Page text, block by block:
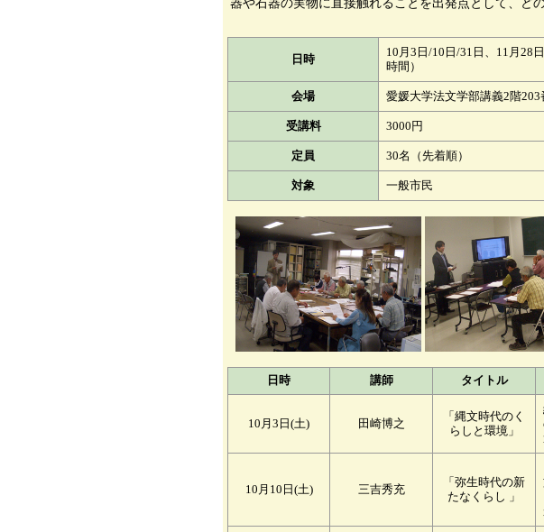
器や石器の実物に直接触れることを出発点として、ど
日時
10月3日/10日/31日、11月28
時間）
会場 愛媛大学法文学部講義2階203
受講料 3000円
定員 30名（先着順）
対象 一般市民
日時 講師 タイトル
10月3日(土) 田崎博之
「縄文時代のく
らしと環境」
10月10日(土) 三吉秀充
「弥生時代の新
たなくらし 」